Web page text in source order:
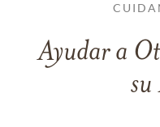
Ayudar a
su